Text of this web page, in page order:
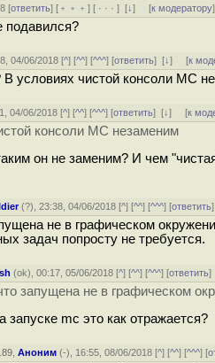
[ответить] [ ﹢﹢﹢] [ · · ·][↓] [к модератору]
подавился?
04/06/2018 [^] [^^] [^^^] [ответить][↓] [к
В условиях чистой консоли MC
04/06/2018 [^] [^^] [^^^] [ответить][↓] [к
консоли MC незаменим
он не заменим? И чем
(?), 23:38, 04/06/2018 [^] [^^] [^^^] [ответить]
не в графическом
задач попросту не требуется.
(ok), 00:17, 05/06/2018 [^] [^^] [^^^] [ответить]
запущена не в графическом
запуске mc это как отражается?
,Аноним (-), 16:55, 08/06/2018 [^] [^^] [^^^] [